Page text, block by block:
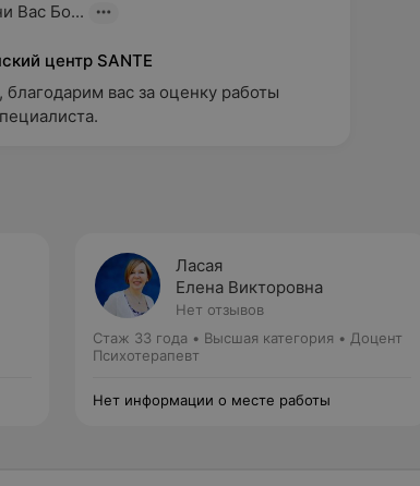
Вас Бо...
центр SANTE
вас за оценку работы
Ласая
Елена Викторовна
Нет отзывов
Стаж 33 года • Высшая категория • Доцент
Психотерапевт
Нет информации о месте работы